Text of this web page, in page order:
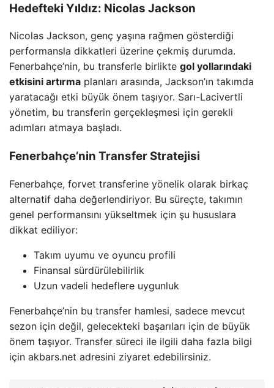
Hedefteki Yıldız: Nicolas Jackson
Nicolas Jackson, genç yaşına rağmen gösterdiği
performansla dikkatleri üzerine çekmiş durumda.
Fenerbahçe’nin, bu transferle birlikte gol yollarındaki
etkisini artırma planları arasında, Jackson’ın takımda
yaratacağı etki büyük önem taşıyor. Sarı-Lacivertli
yönetim, bu transferin gerçekleşmesi için gerekli
adımları atmaya başladı.
Fenerbahçe’nin Transfer Stratejisi
Fenerbahçe, forvet transferine yönelik olarak birkaç
alternatif daha değerlendiriyor. Bu süreçte, takımın
genel performansını yükseltmek için şu hususlara
dikkat ediliyor:
Takım uyumu ve oyuncu profili
Finansal sürdürülebilirlik
Uzun vadeli hedeflere uygunluk
Fenerbahçe’nin bu transfer hamlesi, sadece mevcut
sezon için değil, gelecekteki başarıları için de büyük
önem taşıyor. Transfer süreci ile ilgili daha fazla bilgi
için akbars.net adresini ziyaret edebilirsiniz.